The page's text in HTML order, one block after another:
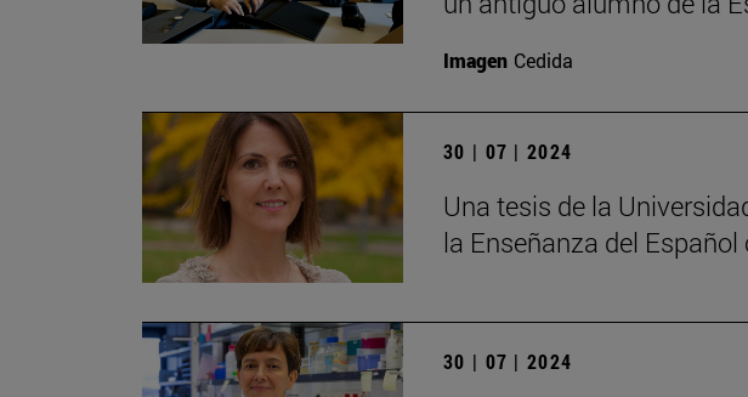
Imagen Cedida
30 | 07 | 2024
Una tesis de la
la Enseñanza del
30 | 07 | 2024